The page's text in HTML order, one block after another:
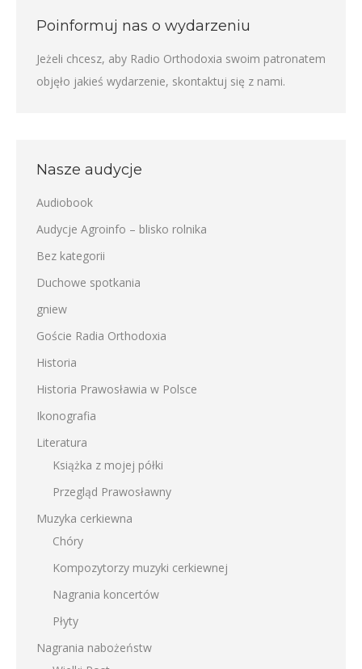
Poinformuj nas o wydarzeniu
Jeżeli chcesz, aby Radio Orthodoxia swoim patronatem
objęło jakieś wydarzenie, skontaktuj się z nami.
Nasze audycje
Audiobook
Audycje Agroinfo – blisko rolnika
Bez kategorii
Duchowe spotkania
gniew
Goście Radia Orthodoxia
Historia
Historia Prawosławia w Polsce
Ikonografia
Literatura
Książka z mojej półki
Przegląd Prawosławny
Muzyka cerkiewna
Chóry
Kompozytorzy muzyki cerkiewnej
Nagrania koncertów
Płyty
Nagrania nabożeństw